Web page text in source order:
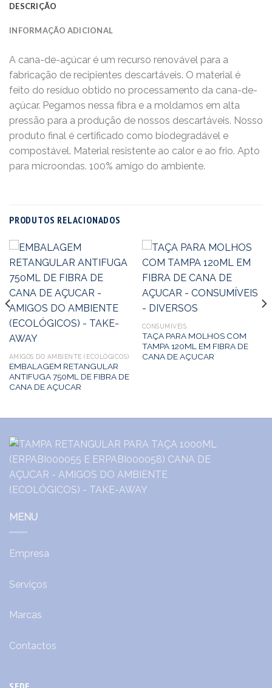
DESCRIÇÃO
INFORMAÇÃO ADICIONAL
A cana-de-açúcar é um recurso renovável para a
fabricação de recipientes descartáveis. O material é
feito do resíduo obtido no processamento da cana-de-
açúcar. Pegamos nessa fibra e a moldamos em alta
pressão para a produção de nossos descartáveis. Nosso
produto final é certificado como biodegradável e
compostável. Material resistente ao calor e ao frio. Apto
para microondas. 100% amigo do ambiente.
PRODUTOS RELACIONADOS
AMIGOS DO AMBIENTE (ECOLÓGICOS)
EMBALAGEM RETANGULAR
ANTIFUGA 750ML DE FIBRA DE
CANA DE AÇUCAR
CONSUMÍVEIS
TAÇA PARA MOLHOS COM
TAMPA 120ML EM FIBRA DE
CANA DE AÇUCAR
MENU
Empresa
Serviços
Marcas
Contactos